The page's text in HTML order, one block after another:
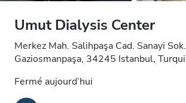
Umut Dialysis Center
Merkez Mah. Salihpaşa Cad. Sanayi
Gaziosmanpaşa, 34245 Istanbul,
Fermé aujourd’hui